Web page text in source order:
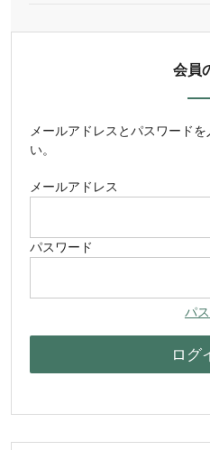
会員
メールアドレス とパスワードを
い。
メールアドレス
パスワード
パ